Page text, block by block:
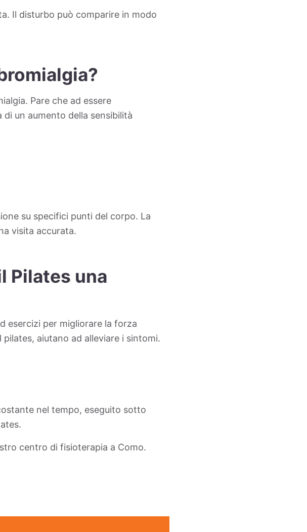
Il disturbo può comparire in modo
Pare che ad essere
di un aumento della sensibilità
su specifici punti del corpo. La
visita accurata.
Pilates una
esercizi per migliorare la forza
aiutano ad alleviare i sintomi.
nel tempo, eseguito sotto
centro di fisioterapia a Como.